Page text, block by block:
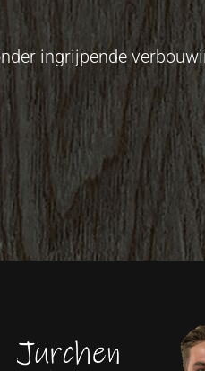
ingrijpende